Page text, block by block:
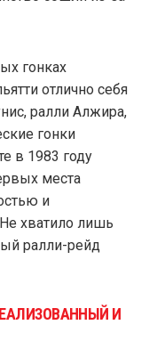
гонках
отлично себя
ралли Алжира,
гонки
в 1983 году
места
и
хватило лишь
ралли-рейд
И